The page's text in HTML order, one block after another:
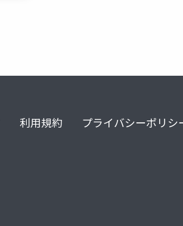
利用規約 プライバシーポリシ